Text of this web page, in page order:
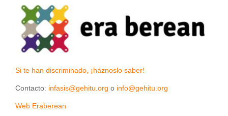
Si te han discriminado, ¡háznoslo saber!
Contacto: infasis@gehitu.org o info@gehitu.org
Web Eraberean